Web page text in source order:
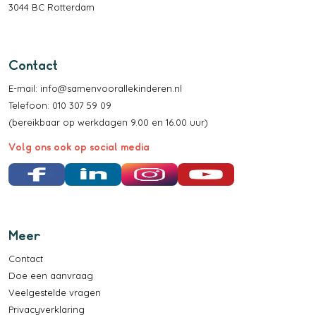
3044 BC Rotterdam
Contact
E-mail: info@samenvoorallekinderen.nl
Telefoon: 010 307 59 09
(bereikbaar op werkdagen 9.00 en 16.00 uur)
Volg ons ook op social media
Facebook LinkedIn Instagram YouTube
Meer
Contact
Doe een aanvraag
Veelgestelde vragen
Privacyverklaring